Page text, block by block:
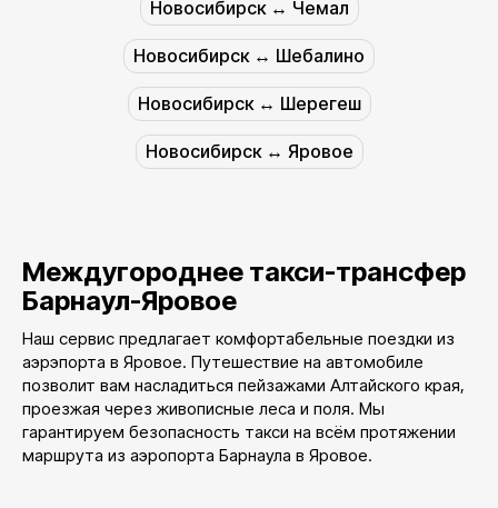
Новосибирск ↔︎ Чемал
Новосибирск ↔︎ Шебалино
Новосибирск ↔︎ Шерегеш
Новосибирск ↔︎ Яровое
Междугороднее такси-трансфер
Барнаул-Яровое
Наш сервис предлагает комфортабельные поездки из
аэрэпорта в Яровое. Путешествие на автомобиле
позволит вам насладиться пейзажами Алтайского края,
проезжая через живописные леса и поля. Мы
гарантируем безопасность такси на всём протяжении
маршрута из аэропорта Барнаула в Яровое.